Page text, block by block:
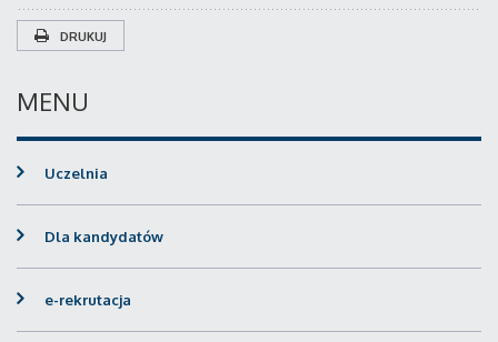
DRUKUJ
MENU
Uczelnia
Dla kandydatów
e-rekrutacja